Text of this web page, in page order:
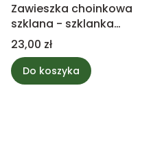
Zawieszka choinkowa
szklana - szklanka
piwa mix 1szt
Cena
23,00 zł
Do koszyka